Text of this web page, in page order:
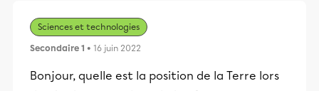
Sciences et technologies
Secondaire 1 • 16 juin 2022
Bonjour, quelle est la position de la Terre lors